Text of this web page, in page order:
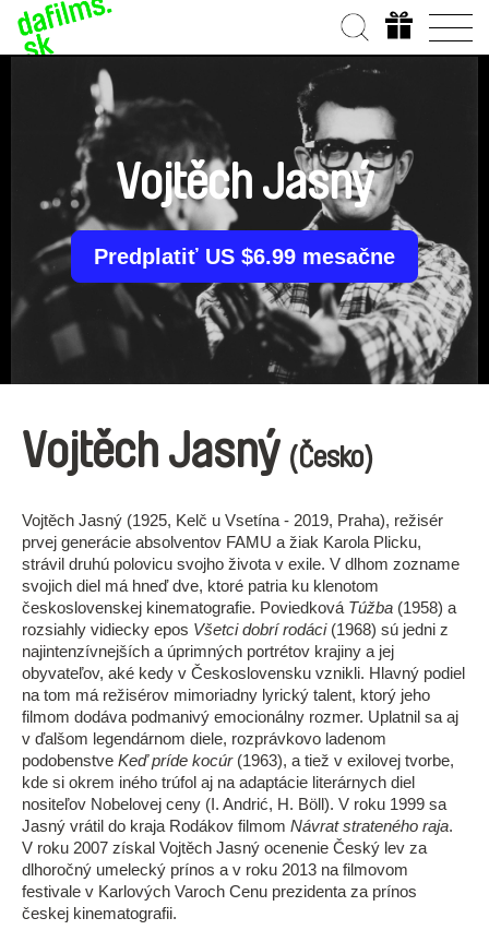
Vojtěch Jasný
Predplatiť US $6.99 mesačne
Vojtěch Jasný (Česko)
Vojtěch Jasný (1925, Kelč u Vsetína - 2019, Praha), režisér
prvej generácie absolventov FAMU a žiak Karola Plicku,
strávil druhú polovicu svojho života v exile. V dlhom zozname
svojich diel má hneď dve, ktoré patria ku klenotom
československej kinematografie. Poviedková Túžba (1958) a
rozsiahly vidiecky epos Všetci dobrí rodáci(1968) sú jedni z
najintenzívnejších a úprimných portrétov krajiny a jej
obyvateľov, aké kedy v Československu vznikli. Hlavný podiel
na tom má režisérov mimoriadny lyrický talent, ktorý jeho
filmom dodáva podmanivý emocionálny rozmer. Uplatnil sa aj
v ďalšom legendárnom diele, rozprávkovo ladenom
podobenstve Keď príde kocúr(1963), a tiež v exilovej tvorbe,
kde si okrem iného trúfol aj na adaptácie literárnych diel
nositeľov Nobelovej ceny (I. Andrić, H. Böll). V roku 1999 sa
Jasný vrátil do kraja Rodákov filmom Návrat strateného raja.
V roku 2007 získal Vojtěch Jasný ocenenie Český lev za
dlhoročný umelecký prínos a v roku 2013 na filmovom
festivale v Karlových Varoch Cenu prezidenta za prínos
českej kinematografii.